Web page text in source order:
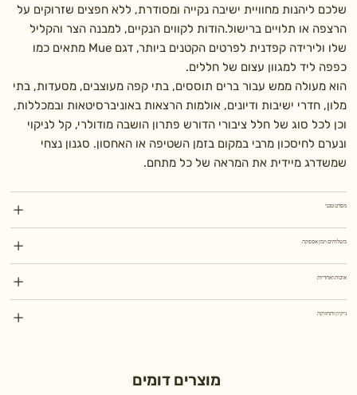
שלכם ליהנות מחוויית ישיבה נקייה ומסודרת, ללא חפצים שזרוקים על
הרצפה או תלויים ברישול.הודות לקווים הנקיים, למבנה הצר והקליל
שלו ולירידה קפדנית לפרטים הקטנים ביותר, דגם Mue מתאים כמו
כפפה ליד למגוון עצום של חללים.
הוא מעולה ממש עבור ברים תוססים, בתי קפה מעוצבים, מסעדות, בתי
מלון, חדרי ישיבות ודיונים, אולמות הרצאות באוניברסיטאות ובמכללות,
וכן לכל סוג של חלל ציבורי הדורש פתרון הושבה מודולרי, קל לניקוי
ונערם לחיסכון מרבי במקום בזמן השטיפה או האחסון. סגנון נצחי
שמשדרג מיידית את המראה של כל מתחם.
מפרט טכני
משלוחים וזמן אספקה
איכות ואחריות
ניקיון ותחזוקה
מוצרים דומים